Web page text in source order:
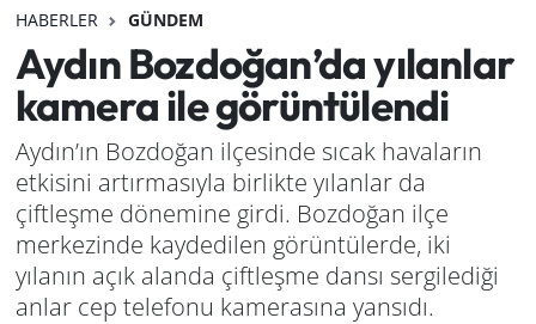
HABERLER GÜNDEM
Aydın Bozdoğan’da yılanlar
kamera ile görüntülendi
Aydın’ın Bozdoğan ilçesinde sıcak havaların
etkisini artırmasıyla birlikte yılanlar da
çiftleşme dönemine girdi. Bozdoğan ilçe
merkezinde kaydedilen görüntülerde, iki
yılanın açık alanda çiftleşme dansı sergilediği
anlar cep telefonu kamerasına yansıdı.
Genel
Haber
Izmir
Kütahya
Manisa
Son Dakika Haberleri
Haber Arşivi